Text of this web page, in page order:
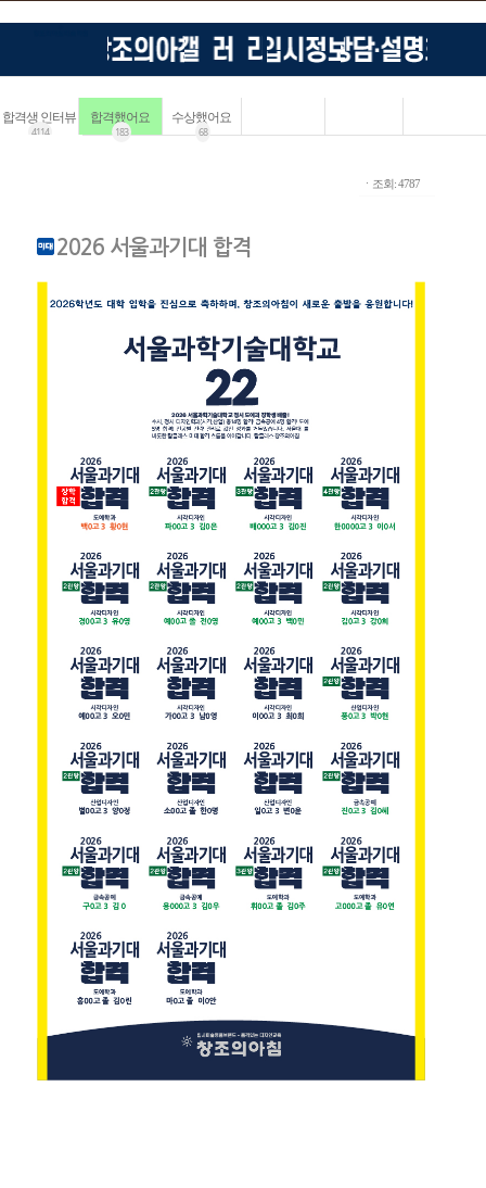
합격생 인터뷰
4114
합격했어요
183
수상했어요
68
ㆍ조회: 4787
2026 서울과기대 합격